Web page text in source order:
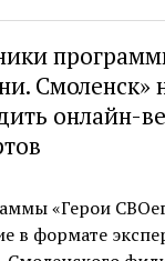
Смоленск»
онлайн-
«Герои
в формате